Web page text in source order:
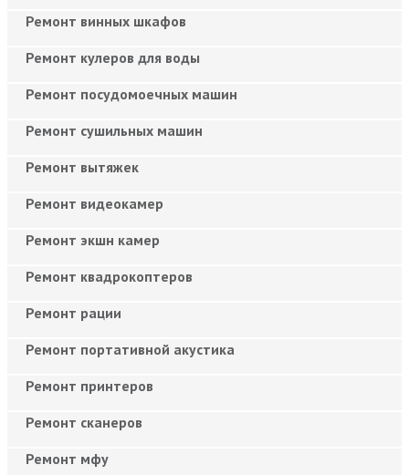
Ремонт винных шкафов
Ремонт кулеров для воды
Ремонт посудомоечных машин
Ремонт сушильных машин
Ремонт вытяжек
Ремонт видеокамер
Ремонт экшн камер
Ремонт квадрокоптеров
Ремонт рации
Ремонт портативной акустика
Ремонт принтеров
Ремонт сканеров
Ремонт мфу